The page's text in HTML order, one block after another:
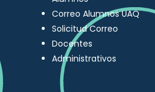
Correo Alumnos UAQ
Solicitud Correo
Docentes
Administrativos